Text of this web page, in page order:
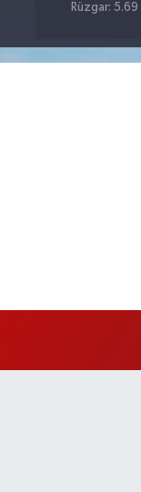
Rüzgar: